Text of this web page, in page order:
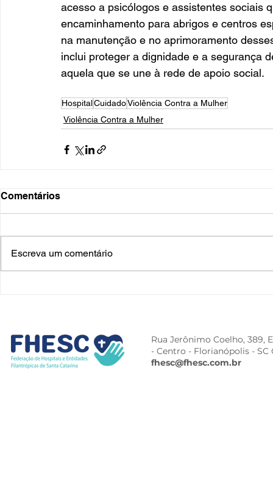
acesso a psicólogos e assistentes sociais
encaminhamento para abrigos e centros
na manutenção e no aprimoramento
inclui proteger a dignidade e a segurança
aquela que se une à rede de apoio social.
HospitalCuidadoViolência Contra a Mulher
Violência Contra a Mulher
Comentários
Escreva um comentário
Rua Jerônimo Coelho, 389,
- Centro - Florianópolis - SC
fhesc@fhesc.com.br